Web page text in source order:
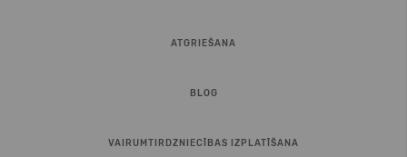
ATGRIEŠANA
BLOG
VAIRUMTIRDZNIECĪBAS IZPLATĪŠANA